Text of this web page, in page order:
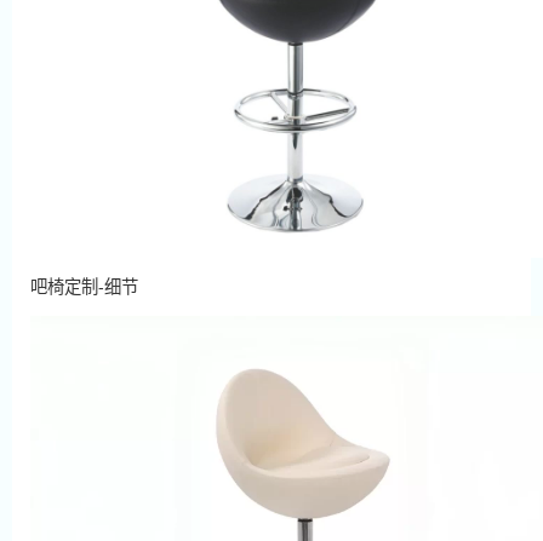
吧椅定制-细节